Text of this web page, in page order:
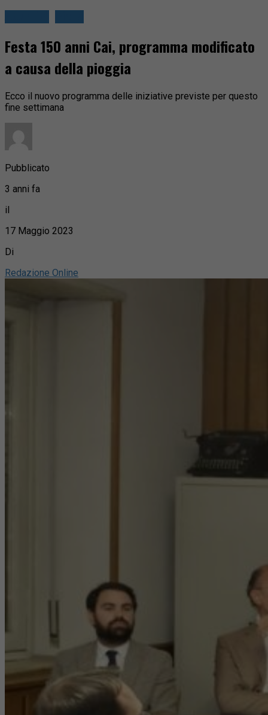
Festa 150 anni Cai, programma modificato
a causa della pioggia
Ecco il nuovo programma delle iniziative previste per questo
fine settimana
Pubblicato
3 anni fa
il
17 Maggio 2023
Di
Redazione Online